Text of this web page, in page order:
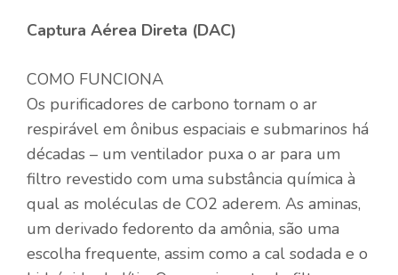
Captura Aérea Direta (DAC)
COMO FUNCIONA
Os purificadores de carbono tornam o ar
respirável em ônibus espaciais e submarinos há
décadas – um ventilador puxa o ar para um
filtro revestido com uma substância química à
qual as moléculas de CO2 aderem. As aminas,
um derivado fedorento da amônia, são uma
escolha frequente, assim como a cal sodada e o